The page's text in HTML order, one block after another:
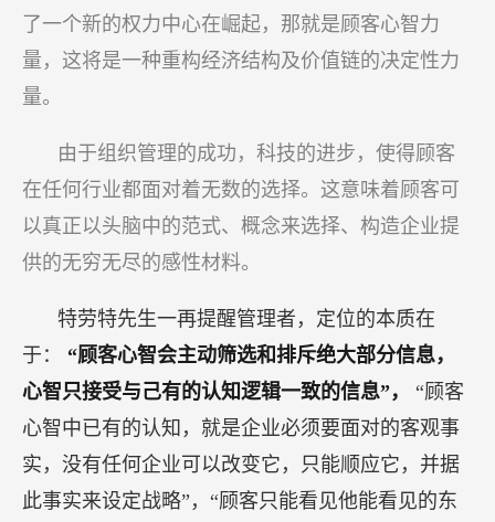
了一个新的权力中心在崛起，那就是顾客心智力
量，这将是一种重构经济结构及价值链的决定性力
量。
由于组织管理的成功，科技的进步，使得顾客
在任何行业都面对着无数的选择。这意味着顾客可
以真正以头脑中的范式、概念来选择、构造企业提
供的无穷无尽的感性材料。
特劳特先生一再提醒管理者，定位的本质在
于： “顾客心智会主动筛选和排斥绝大部分信息，
心智只接受与己有的认知逻辑一致的信息”， “顾客
心智中已有的认知，就是企业必须要面对的客观事
实，没有任何企业可以改变它，只能顺应它，并据
此事实来设定战略”，“顾客只能看见他能看见的东